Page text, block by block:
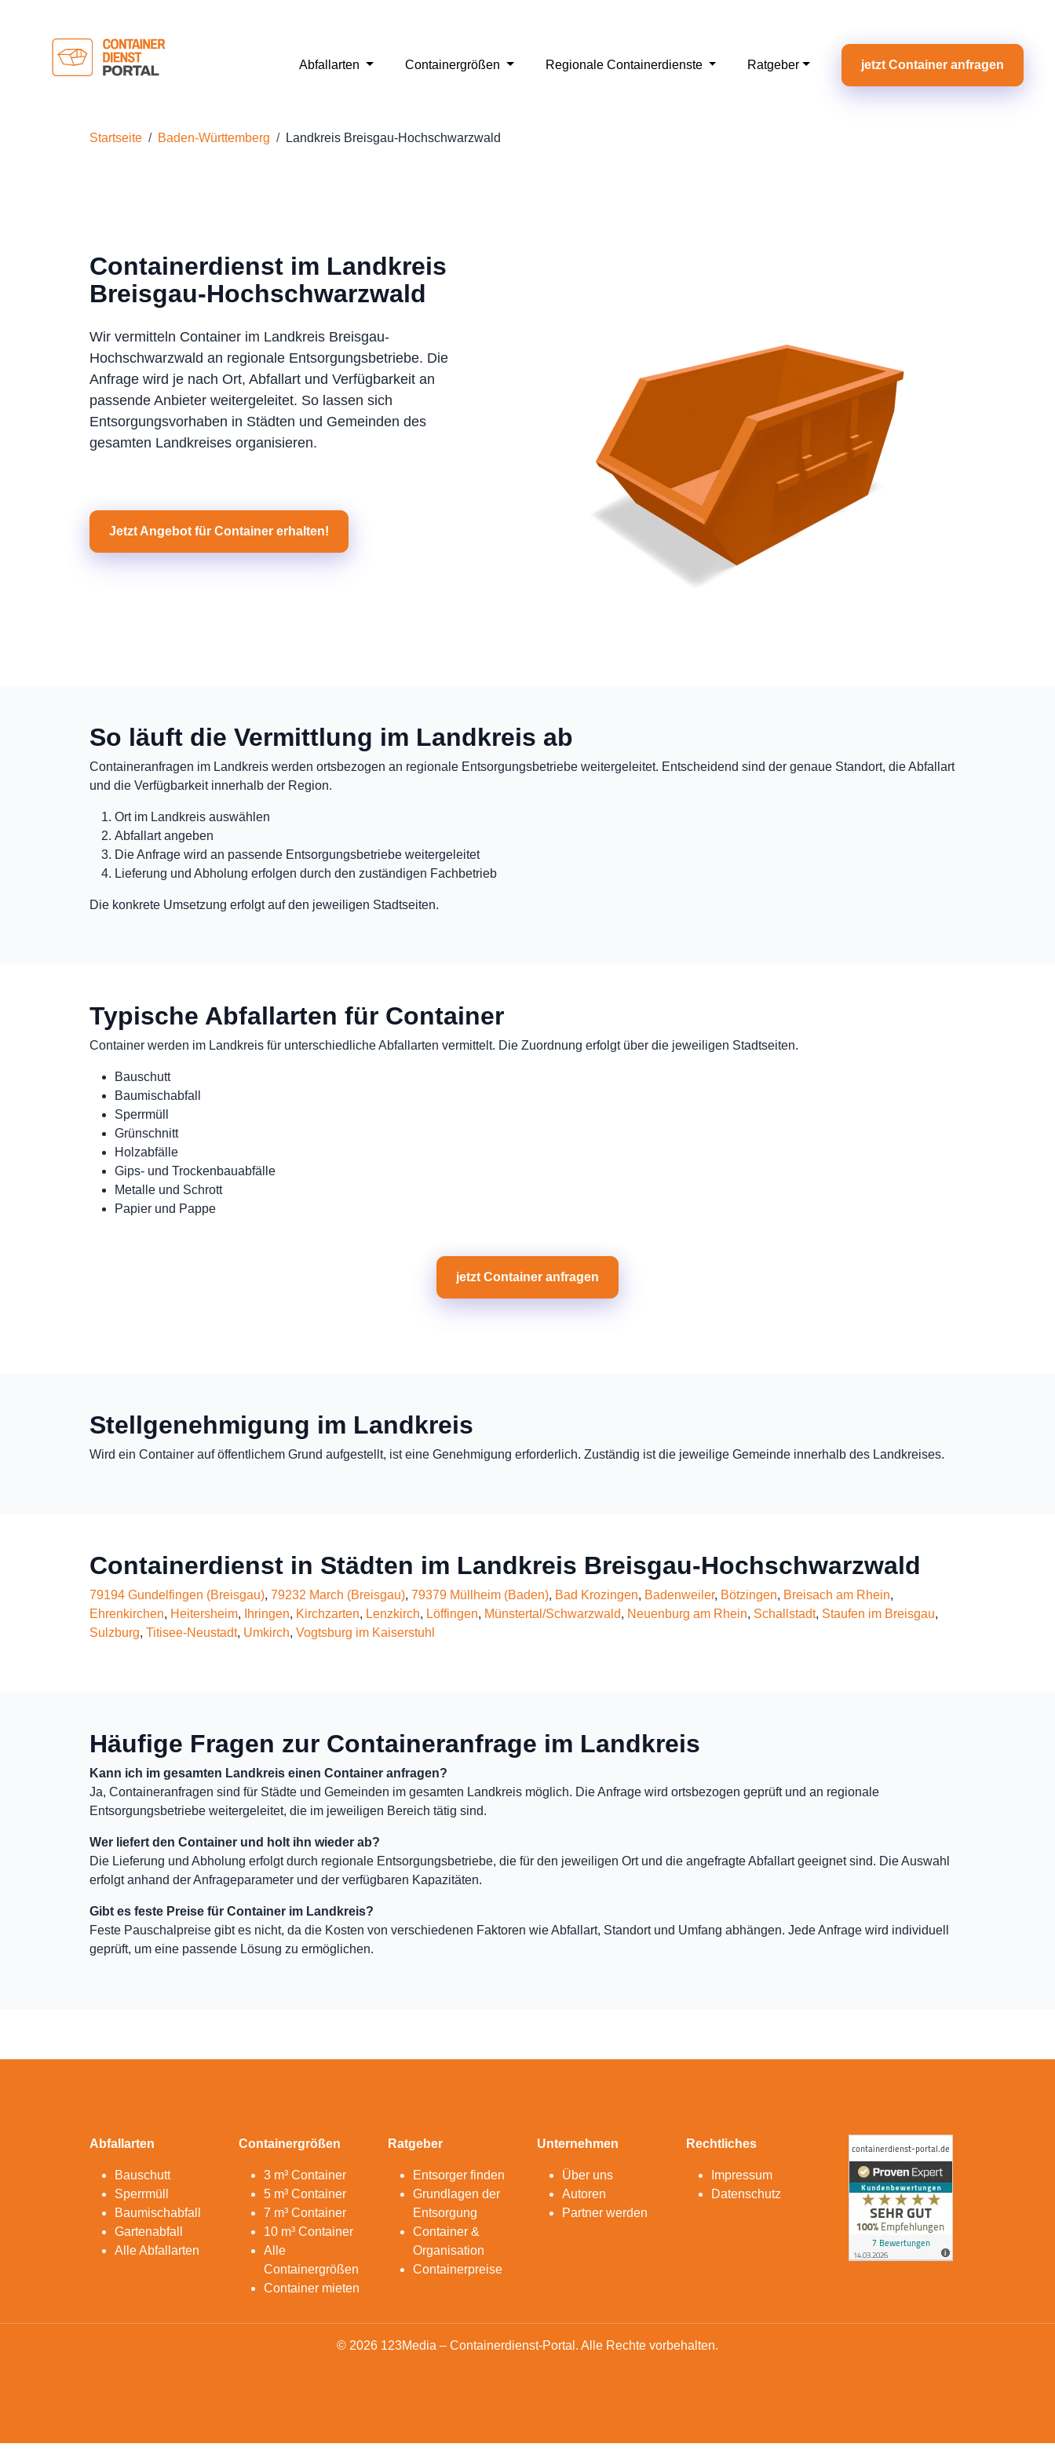
Abfallarten Containergrößen Regionale Containerdienste Ratgeber jetzt Container anfragen
Startseite Baden-Württemberg Landkreis Breisgau-Hochschwarzwald
Containerdienst im Landkreis
Breisgau-Hochschwarzwald
Wir vermitteln Container im Landkreis Breisgau-
Hochschwarzwald an regionale Entsorgungsbetriebe. Die
Anfrage wird je nach Ort, Abfallart und Verfügbarkeit an
passende Anbieter weitergeleitet. So lassen sich
Entsorgungsvorhaben in Städten und Gemeinden des
gesamten Landkreises organisieren.
Jetzt Angebot für Container erhalten!
So läuft die Vermittlung im Landkreis ab
Containeranfragen im Landkreis werden ortsbezogen an regionale Entsorgungsbetriebe weitergeleitet. Entscheidend sind der genaue Standort, die Abfallart
und die Verfügbarkeit innerhalb der Region.
Ort im Landkreis auswählen
Abfallart angeben
Die Anfrage wird an passende Entsorgungsbetriebe weitergeleitet
Lieferung und Abholung erfolgen durch den zuständigen Fachbetrieb
Die konkrete Umsetzung erfolgt auf den jeweiligen Stadtseiten.
Typische Abfallarten für Container
Container werden im Landkreis für unterschiedliche Abfallarten vermittelt. Die Zuordnung erfolgt über die jeweiligen Stadtseiten.
Bauschutt
Baumischabfall
Sperrmüll
Grünschnitt
Holzabfälle
Gips- und Trockenbauabfälle
Metalle und Schrott
Papier und Pappe
jetzt Container anfragen
Stellgenehmigung im Landkreis
Wird ein Container auf öffentlichem Grund aufgestellt, ist eine Genehmigung erforderlich. Zuständig ist die jeweilige Gemeinde innerhalb des Landkreises.
Containerdienst in Städten im Landkreis Breisgau-Hochschwarzwald
79194 Gundelfingen (Breisgau), 79232 March (Breisgau), 79379 Müllheim (Baden), Bad Krozingen, Badenweiler, Bötzingen, Breisach am Rhein,
Ehrenkirchen, Heitersheim, Ihringen, Kirchzarten, Lenzkirch, Löffingen, Münstertal/Schwarzwald, Neuenburg am Rhein, Schallstadt, Staufen im Breisgau,
Sulzburg, Titisee-Neustadt, Umkirch, Vogtsburg im Kaiserstuhl
Häufige Fragen zur Containeranfrage im Landkreis
Kann ich im gesamten Landkreis einen Container anfragen?
Ja, Containeranfragen sind für Städte und Gemeinden im gesamten Landkreis möglich. Die Anfrage wird ortsbezogen geprüft und an regionale
Entsorgungsbetriebe weitergeleitet, die im jeweiligen Bereich tätig sind.
Wer liefert den Container und holt ihn wieder ab?
Die Lieferung und Abholung erfolgt durch regionale Entsorgungsbetriebe, die für den jeweiligen Ort und die angefragte Abfallart geeignet sind. Die Auswahl
erfolgt anhand der Anfrageparameter und der verfügbaren Kapazitäten.
Gibt es feste Preise für Container im Landkreis?
Feste Pauschalpreise gibt es nicht, da die Kosten von verschiedenen Faktoren wie Abfallart, Standort und Umfang abhängen. Jede Anfrage wird individuell
geprüft, um eine passende Lösung zu ermöglichen.
Abfallarten
Bauschutt
Sperrmüll
Baumischabfall
Gartenabfall
Alle Abfallarten
Containergrößen
3 m³ Container
5 m³ Container
7 m³ Container
10 m³ Container
Alle
Containergrößen
Container mieten
Ratgeber
Entsorger finden
Grundlagen der
Entsorgung
Container &
Organisation
Containerpreise
Unternehmen
Über uns
Autoren
Partner werden
Rechtliches
Impressum
Datenschutz
© 2026 123Media – Containerdienst-Portal. Alle Rechte vorbehalten.